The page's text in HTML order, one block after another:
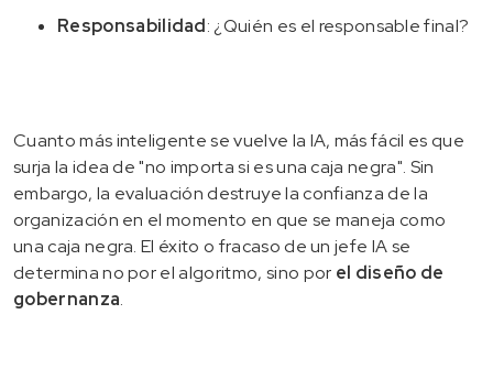
Responsabilidad: ¿Quién es el responsable final?
Cuanto más inteligente se vuelve la IA, más fácil es que
surja la idea de "no importa si es una caja negra". Sin
embargo, la evaluación destruye la confianza de la
organización en el momento en que se maneja como
una caja negra. El éxito o fracaso de un jefe IA se
determina no por el algoritmo, sino por el diseño de
gobernanza.